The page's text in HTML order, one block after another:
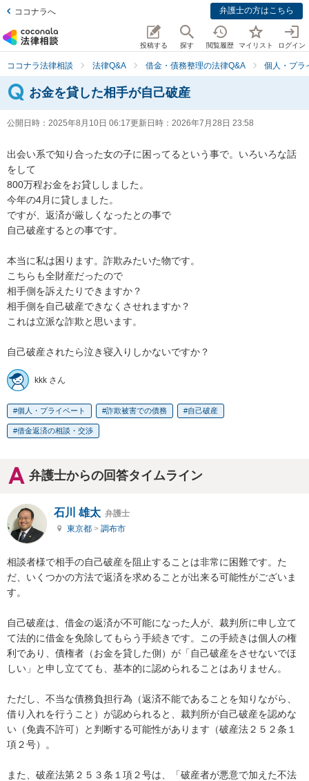
ココナラへ 弁護士の方はこちら
投稿する 探す 閲覧履歴 マイリスト ログイン
ココナラ法律相談 法律Q&A 借金・債務整理の法律Q&A 個人・プラ
お金を貸した相手が自己破産
公開日時： 2025年8月10日 06:17更新日時： 2026年7月28日 23:58
出会い系で知り合った女の子に困ってるという事で。いろいろな話
をして
800万程お金をお貸ししました。
今年の4月に貸しました。
ですが、返済が厳しくなったとの事で
自己破産するとの事です。
本当に私は困ります。詐欺みたいた物です。
こちらも全財産だったので
相手側を訴えたりできますか？
相手側を自己破産できなくさせれますか？
これは立派な詐欺と思います。
自己破産されたら泣き寝入りしかないですか？
kkk さん
個人・プライベート 詐欺被害での債務 自己破産
借金返済の相談・交渉
弁護士からの回答タイムライン
石川 雄太 弁護士
東京都 > 調布市
相談者様で相手の自己破産を阻止することは非常に困難です。た
だ、いくつかの方法で返済を求めることが出来る可能性がございま
す。
自己破産は、借金の返済が不可能になった人が、裁判所に申し立て
て法的に借金を免除してもらう手続きです。この手続きは個人の権
利であり、債権者（お金を貸した側）が「自己破産をさせないでほ
しい」と申し立てても、基本的に認められることはありません。
ただし、不当な債務負担行為（返済不能であることを知りながら、
借り入れを行うこと）が認められると、裁判所が自己破産を認めな
い（免責不許可）と判断する可能性があります（破産法２５２条１
項２号）。
また、破産法第２５３条１項２号は、「破産者が悪意で加えた不法